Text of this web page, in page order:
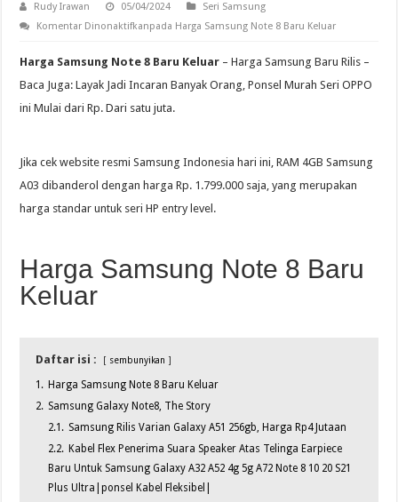
Rudy Irawan 05/04/2024
Seri Samsung
Komentar Dinonaktifkanpada Harga Samsung Note 8 Baru Keluar
Harga Samsung Note 8 Baru Keluar – Harga Samsung Baru Rilis –
Baca Juga: Layak Jadi Incaran Banyak Orang, Ponsel Murah Seri OPPO
ini Mulai dari Rp. Dari satu juta.
Jika cek website resmi Samsung Indonesia hari ini, RAM 4GB Samsung
A03 dibanderol dengan harga Rp. 1.799.000 saja, yang merupakan
harga standar untuk seri HP entry level.
Harga Samsung Note 8 Baru
Keluar
Daftar isi : sembunyikan
1. Harga Samsung Note 8 Baru Keluar
2. Samsung Galaxy Note8, The Story
2.1. Samsung Rilis Varian Galaxy A51 256gb, Harga Rp4 Jutaan
2.2. Kabel Flex Penerima Suara Speaker Atas Telinga Earpiece
Baru Untuk Samsung Galaxy A32 A52 4g 5g A72 Note 8 10 20 S21
Plus Ultra|ponsel Kabel Fleksibel|